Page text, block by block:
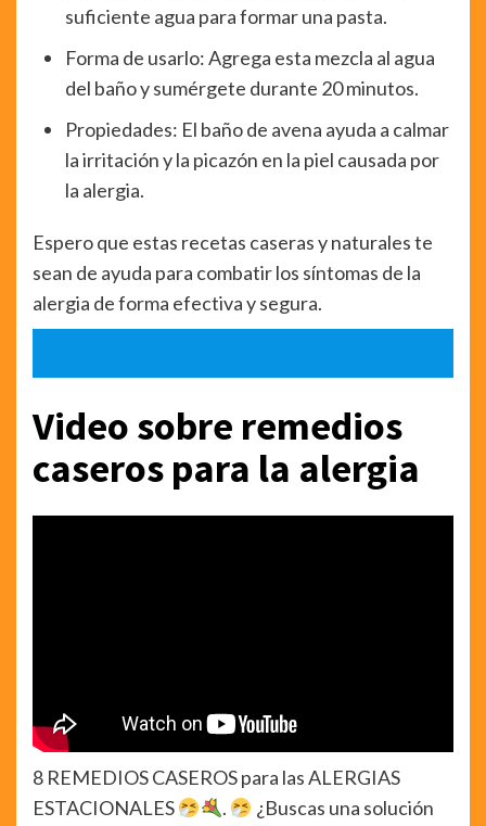
suficiente agua para formar una pasta.
Forma de usarlo: Agrega esta mezcla al agua
del baño y sumérgete durante 20 minutos.
Propiedades: El baño de avena ayuda a calmar
la irritación y la picazón en la piel causada por
la alergia.
Espero que estas recetas caseras y naturales te
sean de ayuda para combatir los síntomas de la
alergia de forma efectiva y segura.
Video sobre remedios
caseros para la alergia
8 REMEDIOS CASEROS para las ALERGIAS
ESTACIONALES
.
¿Buscas una solución